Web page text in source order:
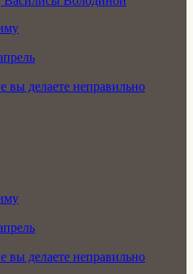
вы делаете неправильно
вы делаете неправильно